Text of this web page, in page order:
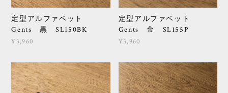
定型アルファベット
Gents 黒 SL150BK
¥3,960
定型アルファベット
Gents 金 SL155P
¥3,960